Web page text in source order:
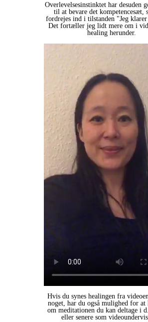
Overlevelsesinstinktet har desuden
til at bevare det kompetencesæt,
fordrejes ind i tilstanden "Jeg klarer
Det fortæller jeg lidt mere om i
healing herunder.
Hvis du synes healingen fra
noget, har du også mulighed for at
om meditationen du kan deltage i
eller senere som